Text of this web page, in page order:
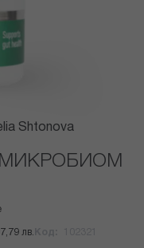
Shtonova
МИКРОБИОМ
лв.